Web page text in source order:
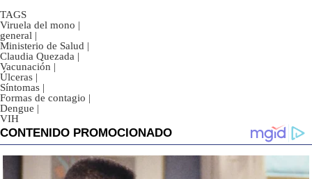
TAGS
Viruela del mono |
general |
Ministerio de Salud |
Claudia Quezada |
Vacunación |
Úlceras |
Síntomas |
Formas de contagio |
Dengue |
VIH